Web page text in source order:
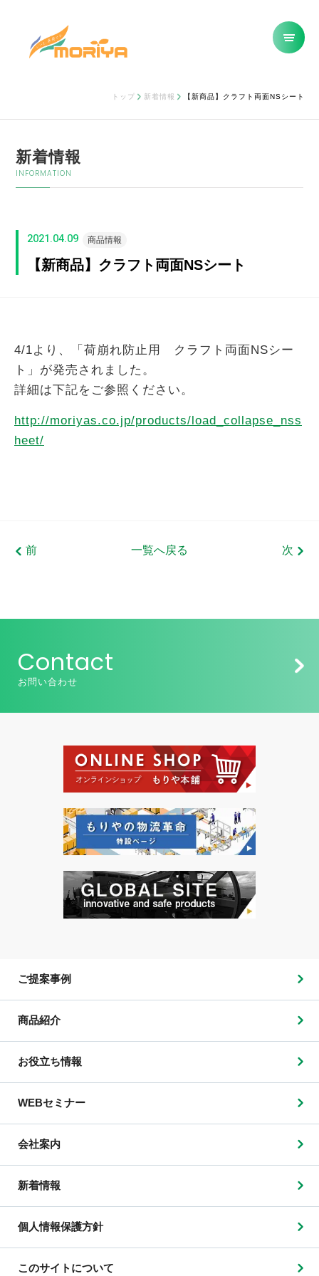
トップ 新着情報 【新商品】クラフト両面NSシート
新着情報
INFORMATION
2021.04.09 商品情報
【新商品】クラフト両面NSシート
4/1より、「荷崩れ防止用 クラフト両面NSシー
ト」が発売されました。
詳細は下記をご参照ください。
http://moriyas.co.jp/products/load_collapse_nss
heet/
前 一覧へ戻る 次
Contact
お問い合わせ
ご提案事例
商品紹介
お役立ち情報
WEBセミナー
会社案内
新着情報
個人情報保護方針
このサイトについて